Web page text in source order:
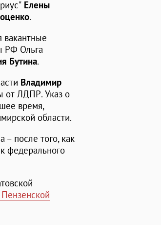
Елены
.
вакантные
РФ Ольга
Бутина.
Владимир
от ЛДПР. Указ о
время,
области.
– после того, как
федерального
Пензенской